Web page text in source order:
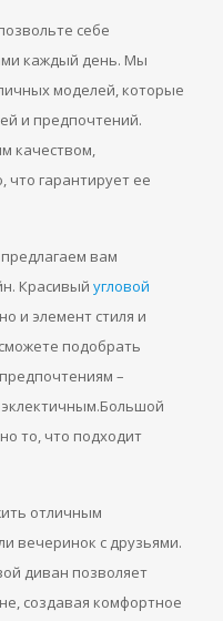
себе
каждый день. Мы
моделей, которые
и предпочтений.
качеством,
что гарантирует ее
вам
Красивый угловой
и элемент стиля и
подобрать
–
то, что подходит
отличным
вечеринок с друзьями.
диван позволяет
создавая комфортное